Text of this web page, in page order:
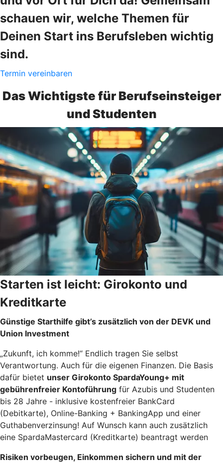
schauen wir, welche Themen für
Deinen Start ins Berufsleben wichtig
sind.
Termin vereinbaren
Das Wichtigste für Berufseinsteiger
und Studenten
Starten ist leicht: Girokonto und
Kreditkarte
Günstige Starthilfe gibt’s zusätzlich von der DEVK und
Union Investment
„Zukunft, ich komme!“ Endlich tragen Sie selbst
Verantwortung. Auch für die eigenen Finanzen. Die Basis
dafür bietet unser Girokonto SpardaYoung+ mit
gebührenfreier Kontoführung für Azubis und Studenten
bis 28 Jahre - inklusive kostenfreier BankCard
(Debitkarte), Online-Banking + BankingApp und einer
Guthabenverzinsung! Auf Wunsch kann auch zusätzlich
eine SpardaMastercard (Kreditkarte) beantragt werden
Risiken vorbeugen, Einkommen sichern und mit der